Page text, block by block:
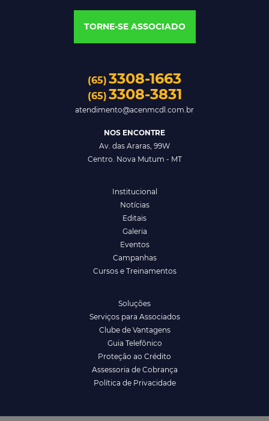
TORNE-SE ASSOCIADO
(65) 3308-1663
(65) 3308-3831
atendimento@acenmcdl.com.br
NOS ENCONTRE
Av. das Araras, 99W
Centro. Nova Mutum - MT
Institucional
Notícias
Editais
Galeria
Eventos
Campanhas
Cursos e Treinamentos
Soluções
Serviços para Associados
Clube de Vantagens
Guia Telefônico
Proteção ao Crédito
Assessoria de Cobrança
Política de Privacidade